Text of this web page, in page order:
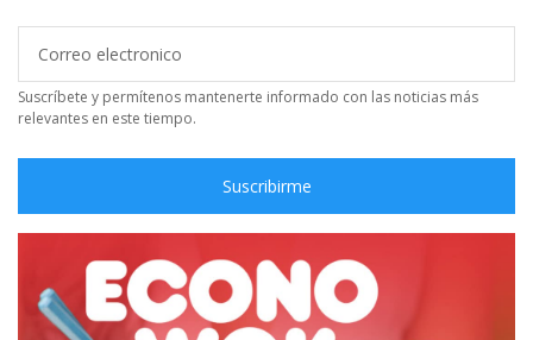
Suscríbete y permítenos mantenerte informado con las noticias más
relevantes en este tiempo.
Suscribirme